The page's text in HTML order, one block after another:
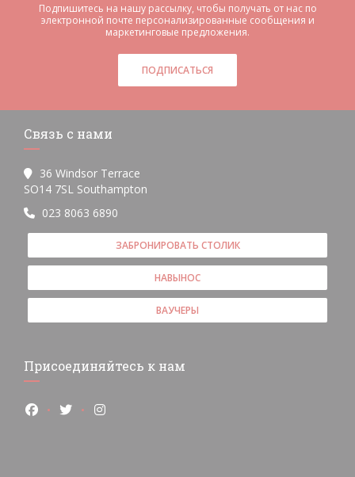
Подпишитесь на нашу рассылку, чтобы получать от нас по
электронной почте персонализированные сообщения и
маркетинговые предложения.
ПОДПИСАТЬСЯ
Связь с нами
36 Windsor Terrace
SO14 7SL Southampton
023 8063 6890
ЗАБРОНИРОВАТЬ СТОЛИК
НАВЫНОС
ВАУЧЕРЫ
Присоединяйтесь к нам
Facebook ((открывается в новом окне))
Twitter ((открывается в новом окне))
Instagram ((открывается в новом окне))